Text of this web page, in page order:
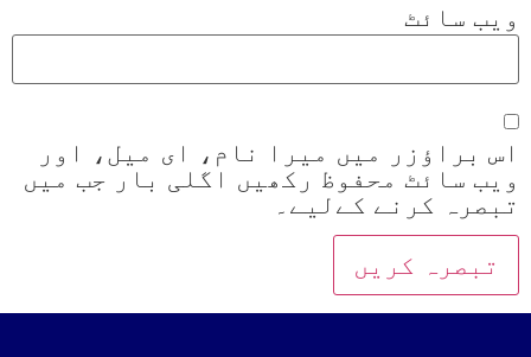
ویب‌ سائٹ
اس براؤزر میں میرا نام، ای میل، اور
ویب سائٹ محفوظ رکھیں اگلی بار جب میں
تبصرہ کرنے کےلیے۔